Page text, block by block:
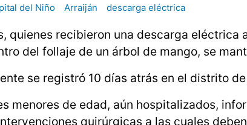
del Niño Arraiján descarga eléctrica
quienes recibieron una descarga
del follaje de un árbol de mango, se
se registró 10 días atrás en el distrito
menores de edad, aún hospitalizados,
quirúrgicas a las cuales